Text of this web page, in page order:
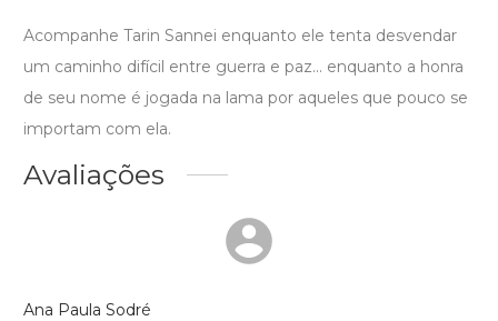
Acompanhe Tarin Sannei enquanto ele tenta desvendar
um caminho difícil entre guerra e paz... enquanto a honra
de seu nome é jogada na lama por aqueles que pouco se
importam com ela.
Avaliações
Ana Paula Sodré